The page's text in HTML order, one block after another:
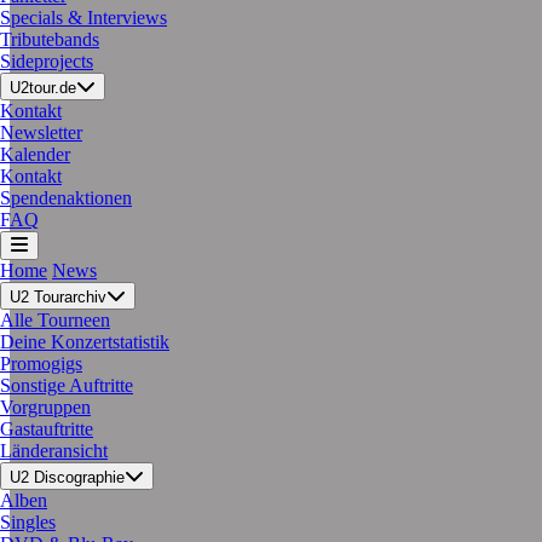
Specials & Interviews
Tributebands
Sideprojects
U2tour.de
Kontakt
Newsletter
Kalender
Kontakt
Spendenaktionen
FAQ
Home News
U2 Tourarchiv
Alle Tourneen
Deine Konzertstatistik
Promogigs
Sonstige Auftritte
Vorgruppen
Gastauftritte
Länderansicht
U2 Discographie
Alben
Singles